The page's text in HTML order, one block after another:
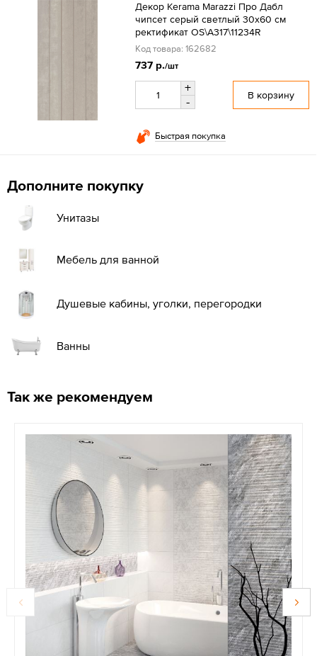
Декор Kerama Marazzi Про Дабл
чипсет серый светлый 30х60 см
ректификат OS\A317\11234R
Код товара: 162682
737 р./шт
+
-
В корзину
Быстрая покупка
Дополните покупку
Унитазы
Мебель для ванной
Душевые кабины, уголки, перегородки
Ванны
Так же рекомендуем